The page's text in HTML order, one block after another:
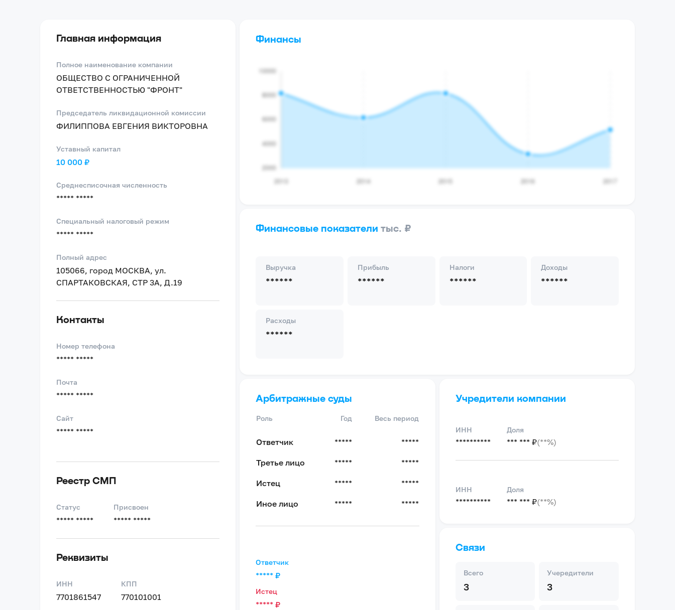
Главная информация
Полное наименование компании
ОБЩЕСТВО С ОГРАНИЧЕННОЙ
ОТВЕТСТВЕННОСТЬЮ "ФРОНТ"
Председатель ликвидационной комиссии
ФИЛИППОВА ЕВГЕНИЯ ВИКТОРОВНА
Уставный капитал
10 000 ₽
Среднесписочная численность
***** *****
Специальный налоговый режим
***** *****
Полный адрес
105066, город МОСКВА, ул.
СПАРТАКОВСКАЯ, СТР 3А, Д.19
Контакты
Номер телефона
***** *****
Почта
***** *****
Сайт
***** *****
Реестр СМП
Статус
***** *****
Присвоен
***** *****
Реквизиты
ИНН
7701861547
КПП
770101001
Финансы
Финансовые показателитыс. ₽
Выручка
******
Прибыль
******
Налоги
******
Доходы
******
Расходы
******
Арбитражные суды
Роль Год Весь период
Ответчик ***** *****
Третье лицо ***** *****
Истец ***** *****
Иное лицо ***** *****
Ответчик
***** ₽
Истец
***** ₽
Учредители компании
ИНН
**********
Доля
*** *** ₽(**%)
ИНН
**********
Доля
*** *** ₽(**%)
Связи
Всего
3
Учередители
3